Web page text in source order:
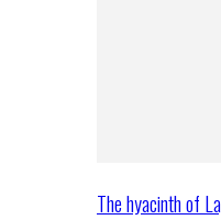
The hyacinth of